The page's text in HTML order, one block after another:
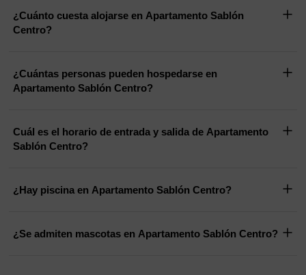
¿Cuánto cuesta alojarse en Apartamento Sablón
Centro?
¿Cuántas personas pueden hospedarse en
Apartamento Sablón Centro?
Cuál es el horario de entrada y salida de Apartamento
Sablón Centro?
¿Hay piscina en Apartamento Sablón Centro?
¿Se admiten mascotas en Apartamento Sablón Centro?